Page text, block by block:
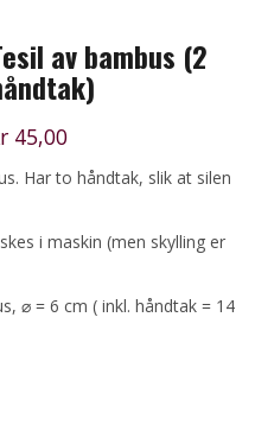
av bambus (2
45,00
Har to håndtak, slik at silen
i maskin (men skylling er
⌀ = 6 cm ( inkl. håndtak = 14